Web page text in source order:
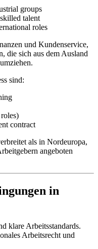
groups
talent
roles
und Kundenservice,
die sich aus dem Ausland
sind:
contract
als in Nordeuropa,
angeboten
in
klare Arbeitsstandards.
Arbeitsrecht und